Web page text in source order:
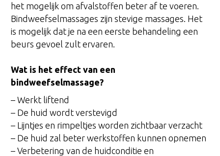
het mogelijk om afvalstoffen beter af te voeren.
Bindweefselmassages zijn stevige massages. Het
is mogelijk dat je na een eerste behandeling een
beurs gevoel zult ervaren.
Wat is het effect van een
bindweefselmassage?
– Werkt liftend
– De huid wordt verstevigd
– Lijntjes en rimpeltjes worden zichtbaar verzacht
– De huid zal beter werkstoffen kunnen opnemen
– Verbetering van de huidconditie en